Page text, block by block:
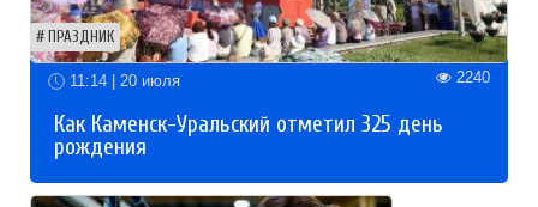
ПРАЗДНИК
11:14 | 20 июля 2240
Как Каменск-Уральский отметил 325 день
рождения